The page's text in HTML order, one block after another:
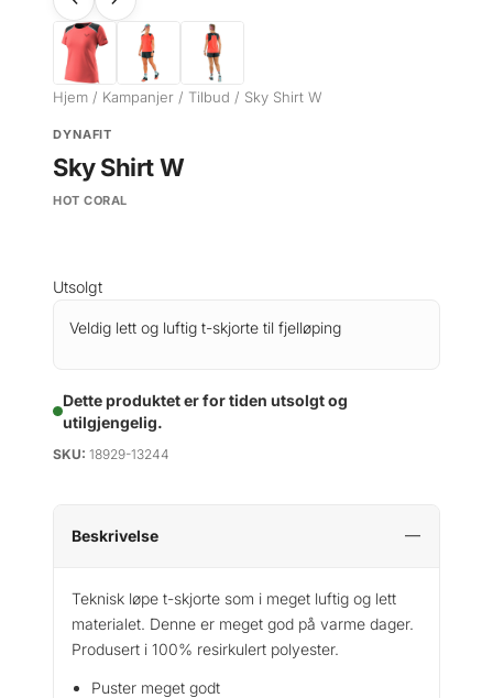
Hjem / Kampanjer / Tilbud / Sky Shirt W
DYNAFIT
Sky Shirt W
HOT CORAL
Utsolgt
Veldig lett og luftig t-skjorte til fjelløping
Dette produktet er for tiden utsolgt og
utilgjengelig.
SKU: 18929-13244
Beskrivelse
Teknisk løpe t-skjorte som i meget luftig og lett
materialet. Denne er meget god på varme dager.
Produsert i 100% resirkulert polyester.
Puster meget godt